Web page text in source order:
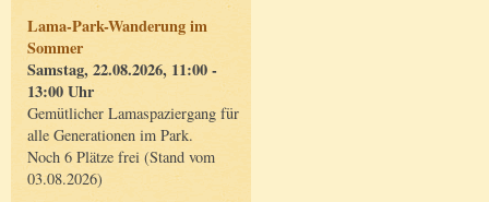
Lama-Park-Wanderung im
Sommer
Samstag, 22.08.2026, 11:00 -
13:00 Uhr
Gemütlicher Lamaspaziergang für
alle Generationen im Park.
Noch 6 Plätze frei (Stand vom
03.08.2026)